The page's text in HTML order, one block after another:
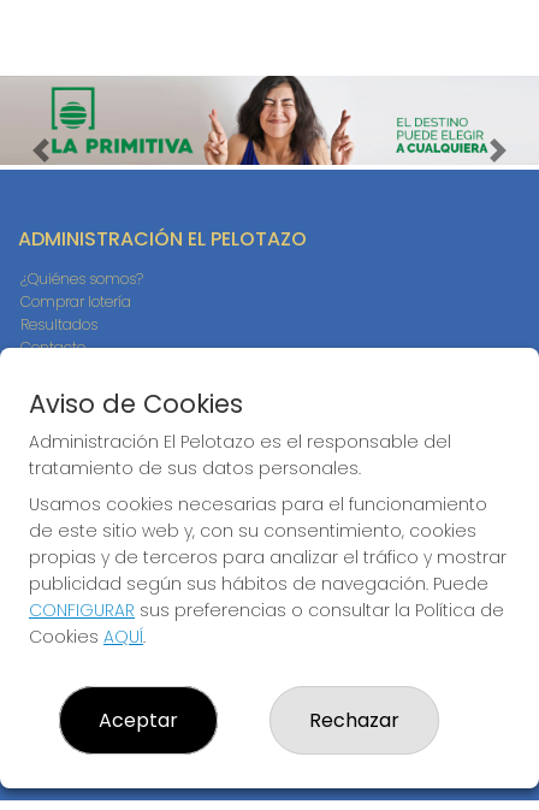
Imagen anterior
ADMINISTRACIÓN EL PELOTAZO
¿Quiénes somos?
Comprar lotería
Resultados
Contacto
Compra en SELAE
Peñas
Boletos digitales
Acceso
CONTACTO
ADMINISTRACION DE LOTERIAS: 17-CADIZ - RECEPTOR
OFICIAL: 21300
956073495
info@administracionelpelotazo.es
Callejones Cardoso nº12
Cádiz, 11002
Aviso de Cookies
Administración El Pelotazo es el responsable del
tratamiento de sus datos personales.
Usamos cookies necesarias para el funcionamiento
de este sitio web y, con su consentimiento, cookies
propias y de terceros para analizar el tráfico y mostrar
publicidad según sus hábitos de navegación. Puede
CONFIGURAR sus preferencias o consultar la Política de
Cookies AQUÍ.
Aceptar Rechazar